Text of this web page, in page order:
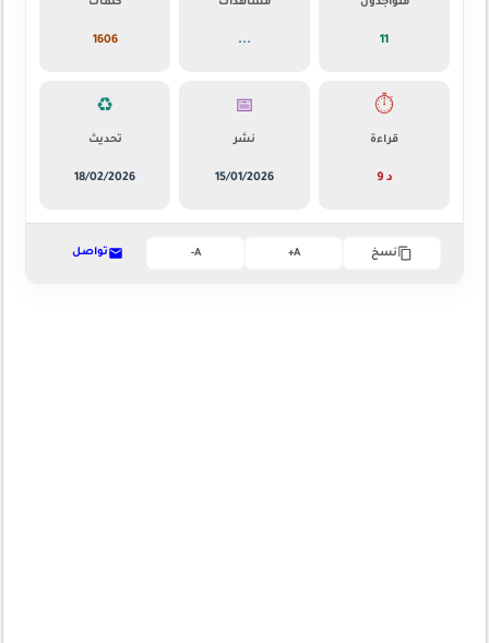
متواجدون
11
مشاهدات
...
كلمات
1606
⏱️
قراءة
9 د
📅
نشر
15/01/2026
♻️
تحديث
18/02/2026
نسخ A+
A- تواصل